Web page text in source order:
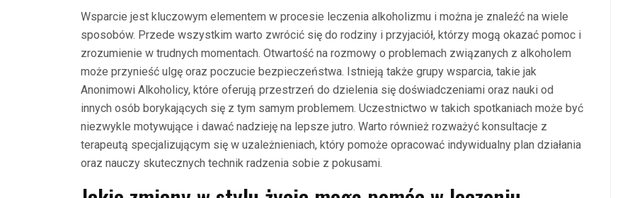
Wsparcie jest kluczowym elementem w procesie leczenia alkoholizmu i można je znaleźć na wiele
sposobów. Przede wszystkim warto zwrócić się do rodziny i przyjaciół, którzy mogą okazać pomoc i
zrozumienie w trudnych momentach. Otwartość na rozmowy o problemach związanych z alkoholem
może przynieść ulgę oraz poczucie bezpieczeństwa. Istnieją także grupy wsparcia, takie jak
Anonimowi Alkoholicy, które oferują przestrzeń do dzielenia się doświadczeniami oraz nauki od
innych osób borykających się z tym samym problemem. Uczestnictwo w takich spotkaniach może być
niezwykle motywujące i dawać nadzieję na lepsze jutro. Warto również rozważyć konsultacje z
terapeutą specjalizującym się w uzależnieniach, który pomoże opracować indywidualny plan działania
oraz nauczy skutecznych technik radzenia sobie z pokusami.